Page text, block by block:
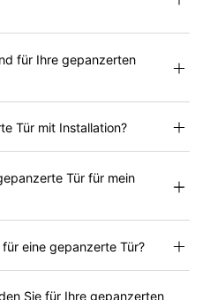
für Ihre gepanzerten
Tür mit Installation?
Tür für mein
eine gepanzerte Tür?
Sie für Ihre gepanzerten